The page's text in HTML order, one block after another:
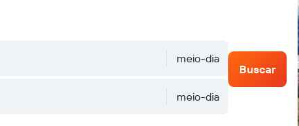
meio-dia
meio-dia
Buscar